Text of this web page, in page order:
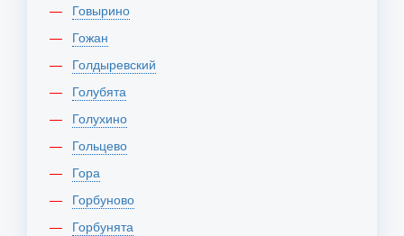
Говырино
Гожан
Голдыревский
Голубята
Голухино
Гольцево
Гора
Горбуново
Горбунята